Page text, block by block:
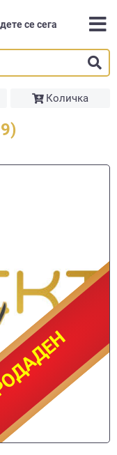
се сега
Количка